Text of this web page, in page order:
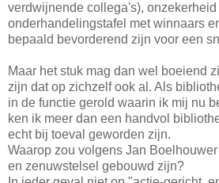
verdwijnende collega's), onzekerheid
onderhandelingstafel met winnaars
bepaald bevorderend zijn voor een
Maar het stuk mag dan wel boeiend
zijn dat op zichzelf ook al. Als
in de functie gerold waarin ik mij nu
ken ik meer dan een handvol
echt bij toeval geworden zijn.
Waarop zou volgens Jan
en zenuwstelsel gebouwd zijn?